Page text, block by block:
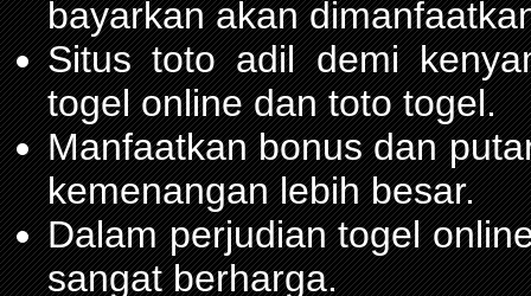
bayarkan akan
Situs toto adil demi
togel online dan toto togel.
Manfaatkan bonus dan
kemenangan lebih besar.
Dalam perjudian togel
sangat berharga.